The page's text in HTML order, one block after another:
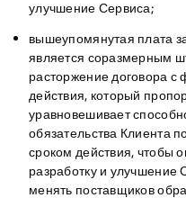
улучшение Сервиса;
вышеупомянутая плата
является соразмерным
расторжение договора
действия, который
уравновешивает
обязательства Клиента
сроком действия, чтобы
разработку и улучшение
менять поставщиков